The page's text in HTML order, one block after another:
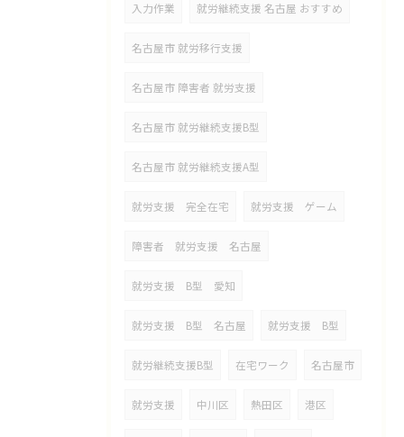
入力作業 就労継続支援 名古屋 おすすめ
名古屋市 就労移行支援
名古屋市 障害者 就労支援
名古屋市 就労継続支援B型
名古屋市 就労継続支援A型
就労支援 完全在宅 就労支援 ゲーム
障害者 就労支援 名古屋
就労支援 B型 愛知
就労支援 B型 名古屋 就労支援 B型
就労継続支援B型 在宅ワーク 名古屋市
就労支援 中川区 熱田区 港区